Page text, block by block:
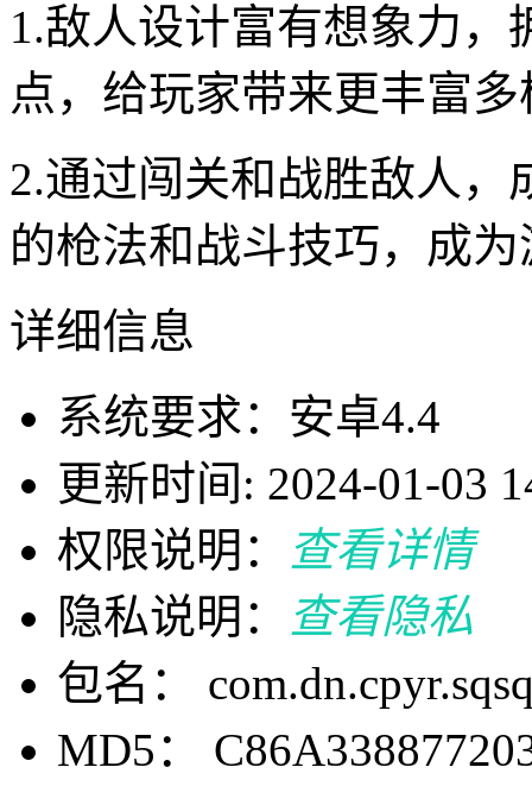
1.敌人设计富有想象力
点，给玩家带来更丰富
2.通过闯关和战胜敌人
的枪法和战斗技巧，成
详细信息
系统要求：安卓4.4
更新时间: 2024-01-03
权限说明：
查看详情
隐私说明：
查看隐私
包名：
MD5：